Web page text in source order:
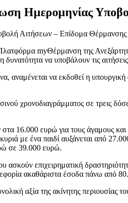
Ημερομηνίας
Αιτήσεων – Επίδομα Θέρμανσης
myΘέρμανση της
να υποβάλουν τις
αναμένεται να εκδοθεί η
χρονοδιαγράμματος σε τρεις
16.000 ευρώ για τους άγαμους
με ένα παιδί αυξάνεται από
σε 39.000 ευρώ.
επιχειρηματική
ακαθάριστα έσοδα πάνω από
αξία της ακίνητης